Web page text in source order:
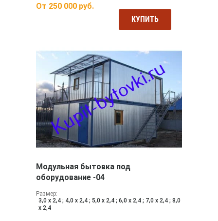
От 250 000 руб.
КУПИТЬ
Модульная бытовка под
оборудование -04
Размер:
3,0 х 2,4 ; 4,0 х 2,4 ; 5,0 х 2,4 ; 6,0 х 2,4 ; 7,0 х 2,4 ; 8,0
х 2,4